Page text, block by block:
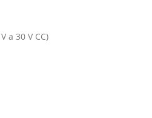
a 30 V CC)